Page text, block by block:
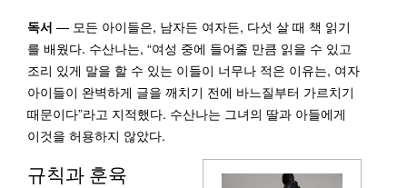
독서 — 모든 아이들은, 남자든 여자든, 다섯 살 때 책 읽기
를 배웠다. 수산나는, “여성 중에 들어줄 만큼 읽을 수 있고
조리 있게 말을 할 수 있는 이들이 너무나 적은 이유는, 여자
아이들이 완벽하게 글을 깨치기 전에 바느질부터 가르치기
때문이다”라고 지적했다. 수산나는 그녀의 딸과 아들에게
이것을 허용하지 않았다.
규칙과 훈육